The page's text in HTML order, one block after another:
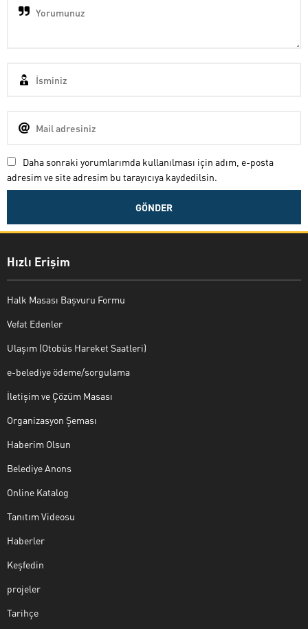
Daha sonraki yorumlarımda kullanılması için adım, e-posta
adresim ve site adresim bu tarayıcıya kaydedilsin.
Hızlı Erişim
Halk Masası Başvuru Formu
Vefat Edenler
Ulaşım (Otobüs Hareket Saatleri)
e-belediye ödeme/sorgulama
İletişim ve Çözüm Masası
Organizasyon Şeması
Haberim Olsun
Belediye Anons
Online Katalog
Tanıtım Videosu
Haberler
Keşfedin
projeler
Tarihçe